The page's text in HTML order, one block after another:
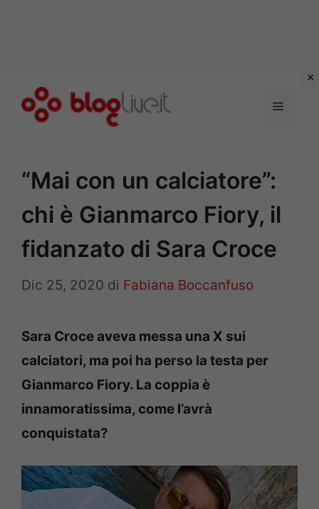
Menu
“Mai con un calciatore”:
chi è Gianmarco Fiory, il
fidanzato di Sara Croce
Dic 25, 2020 di Fabiana Boccanfuso
Sara Croce aveva messa una X sui
calciatori, ma poi ha perso la testa per
Gianmarco Fiory. La coppia è
innamoratissima, come l’avrà
conquistata?